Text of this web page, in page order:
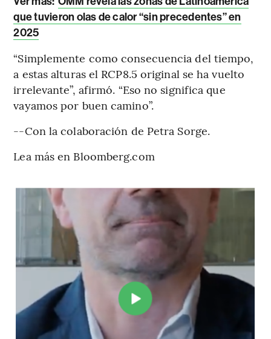
que tuvieron olas de calor “sin precedentes” en
2025
“Simplemente como consecuencia del tiempo,
a estas alturas el RCP8.5 original se ha vuelto
irrelevante”, afirmó. “Eso no significa que
vayamos por buen camino”.
--Con la colaboración de Petra Sorge.
Lea más en Bloomberg.com